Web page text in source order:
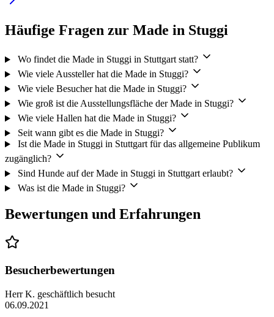
Häufige Fragen zur Made in Stuggi
Wo findet die Made in Stuggi in Stuttgart statt?
Wie viele Aussteller hat die Made in Stuggi?
Wie viele Besucher hat die Made in Stuggi?
Wie groß ist die Ausstellungsfläche der Made in Stuggi?
Wie viele Hallen hat die Made in Stuggi?
Seit wann gibt es die Made in Stuggi?
Ist die Made in Stuggi in Stuttgart für das allgemeine Publikum
zugänglich?
Sind Hunde auf der Made in Stuggi in Stuttgart erlaubt?
Was ist die Made in Stuggi?
Bewertungen und Erfahrungen
Besucherbewertungen
Herr K. geschäftlich besucht
06.09.2021